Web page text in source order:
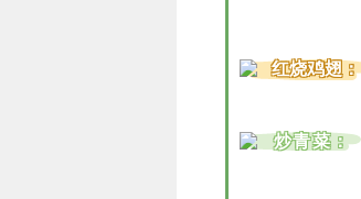
红烧鸡翅：
炒青菜：